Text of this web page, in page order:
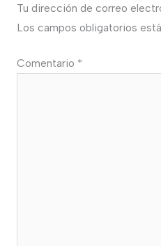
Tu dirección de correo
Los campos obligatorios
Comentario *